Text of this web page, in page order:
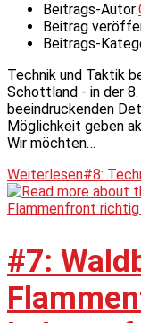
Beitrags-Autor:
Beitrag
Beitrags-
Technik und Taktik
Schottland - in der
beeindruckenden
Möglichkeit geben
Wir möchten…
Weiterlesen#8:
#7: